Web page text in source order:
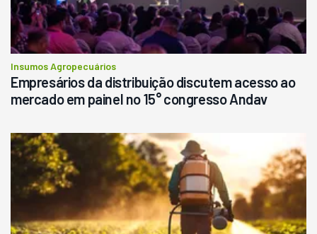
Insumos Agropecuários
Empresários da distribuição discutem acesso ao
mercado em painel no 15° congresso Andav